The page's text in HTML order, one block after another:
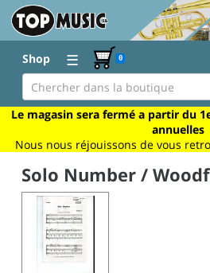
Shop ☰ 0
Le magasin sera fermé a partir du
annuelles
Nous nous réjouissons de vous
Solo Number /